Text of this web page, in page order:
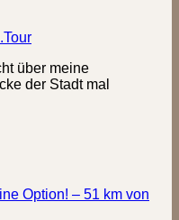
über meine
der Stadt mal
Option! – 51 km von